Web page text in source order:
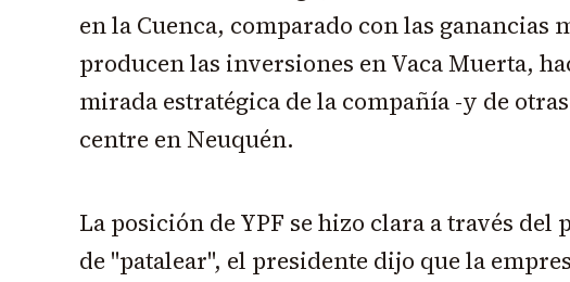
en la Cuenca, comparado con las ganancias
producen las inversiones en Vaca Muerta,
mirada estratégica de la compañía -y de
centre en Neuquén.
La posición de YPF se hizo clara a través
de "patalear", el presidente dijo que la